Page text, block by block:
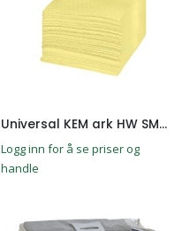
Universal KEM ark HW SMS 100stk
Logg inn for å se priser og
handle